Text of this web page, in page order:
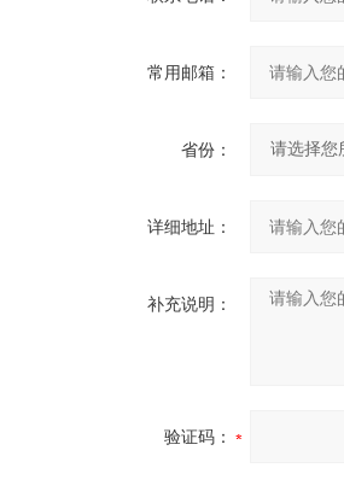
常用邮箱：
省份：
详细地址：
补充说明：
验证码：